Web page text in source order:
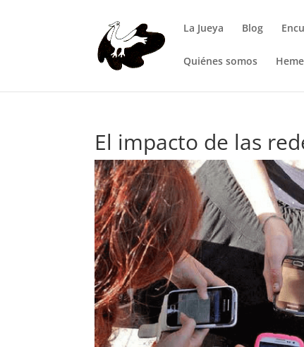
La Jueya Blog
Quiénes somos
El impacto de las